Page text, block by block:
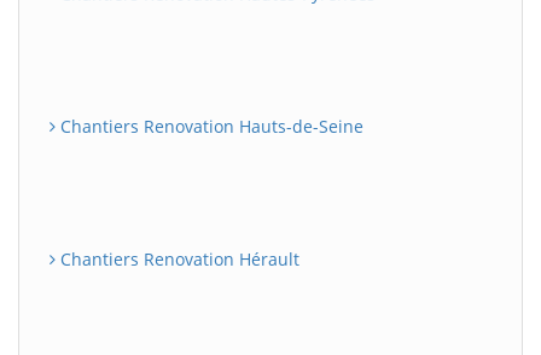
Chantiers Renovation Hauts-de-Seine
Chantiers Renovation Hérault